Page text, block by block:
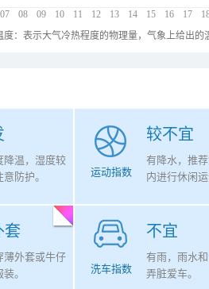
07 08 09 10 11 12 13 14 15 16 17
度：表示大气冷热程度的物理量，气象上给出
降温，湿度较
防护。
较不宜
运动指数
有降水，推
内进行休闲
套
薄外套或牛仔
。
不宜
洗车指数
有雨，雨水
弄脏爱车。